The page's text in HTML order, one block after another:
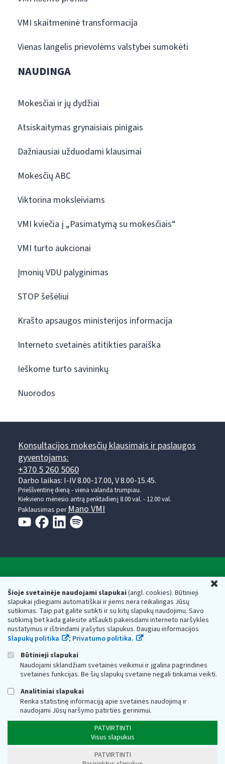
Šioje svetainėje naudojami slapukai(angl. cookies). Būtinieji
slapukai įdiegiami automatiškai ir jiems nėra reikalingas Jūsų
sutikimas. Taip pat galite sutikti ir su kitų slapukų naudojimu. Savo
sutikimą bet kada galėsite atšaukti pakeisdami interneto naršyklės
nustatymus ir ištrindami įrašytus slapukus. Daugiau informacijos
Slapukų politika
; Privatumo politika.
Būtinieji slapukai
Naudojami sklandžiam svetainės veikimui ir įgalina pagrindines
svetainės funkcijas. Be šių slapukų svetainė negali tinkamai veikti.
Analitiniai slapukai
Renka statistinę informaciją apie svetainės naudojimą ir
naudojami Jūsų naršymo patirties gerinimui.
PATVIRTINTI
Visus slapukus
PATVIRTINTI
VMI skaitmeninė transformacija
Vienas langelis prievolėms valstybei sumokėti
NAUDINGA
Mokesčiai ir jų dydžiai
Atsiskaitymas grynaisiais pinigais
Dažniausiai užduodami klausimai
Mokesčių ABC
Viktorina moksleiviams
VMI kviečia į „Pasimatymą su mokesčiais“
VMI turto aukcionai
Įmonių VDU palyginimas
STOP šešėliui
Krašto apsaugos ministerijos informacija
Interneto svetainės atitikties paraiška
Ieškome turto savininkų
Nuorodos
Konsultacijos mokesčių klausimais ir paslaugos
gyventojams:
+370 5 260 5060
Darbo laikas: I-IV 8.00-17.00, V 8.00-15.45.
Prieššventinę dieną - viena valanda trumpiau.
Kiekvieno mėnesio antrą penktadienį 8.00 val. - 12.00 val.
Paklausimas per Mano VMI
Respublikos finansų ministerijos
Biudžetinė įstaiga. Juridinio asmens kodas — 188659752,
adresas: Vasario 16-osios g. 14, 01107 Vilnius, Lietuva, el.paštas:
vmi@vmi.lt, E. pristatymo dėžutės adresas 188659752
Duomenys apie Valstybinę mokesčių inspekciją prie Lietuvos
Respublikos finansų ministerijos kaupiami ir saugomi Juridinių